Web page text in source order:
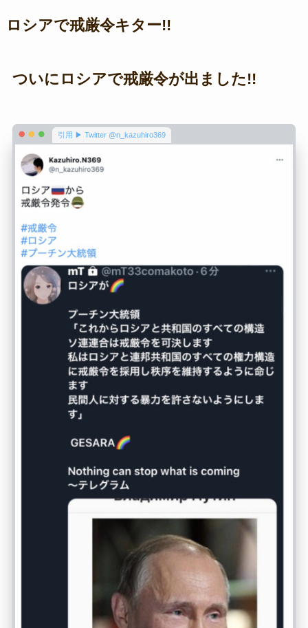
ロシアで戒厳令キター!!
ついにロシアで戒厳令が出ました!!
引用 ▶ Twitter @n_kazuhiro369